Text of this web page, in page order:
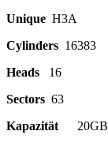
Unique H3A
Cylinders 16383
Heads
16
Sectors 63
Kapazität
20GB